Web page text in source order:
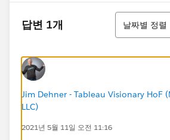
답변 1개
정렬
날짜별 정렬
Jim Dehner - Tableau Visionary HoF
LLC)
2021년 5월 11일 오전 11:16